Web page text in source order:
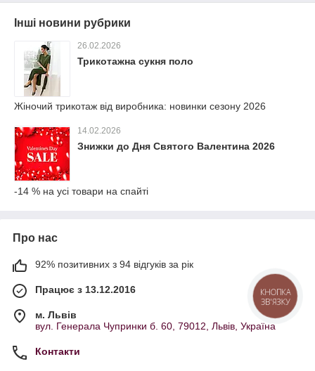
Інші новини рубрики
26.02.2026
Трикотажна сукня поло
Жіночий трикотаж від виробника: новинки сезону 2026
14.02.2026
Знижки до Дня Святого Валентина 2026
-14 % на усі товари на спайті
Про нас
92% позитивних з 94 відгуків за рік
Працює з 13.12.2016
м. Львів
вул. Генерала Чупринки б. 60, 79012, Львів, Україна
Контакти
КНОПКА
ЗВ'ЯЗКУ